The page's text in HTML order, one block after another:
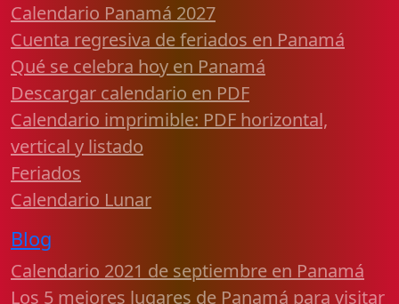
Calendario Panamá 2027
Cuenta regresiva de feriados en Panamá
Qué se celebra hoy en Panamá
Descargar calendario en PDF
Calendario imprimible: PDF horizontal,
vertical y listado
Feriados
Calendario Lunar
Blog
Calendario 2021 de septiembre en Panamá
Los 5 mejores lugares de Panamá para visitar